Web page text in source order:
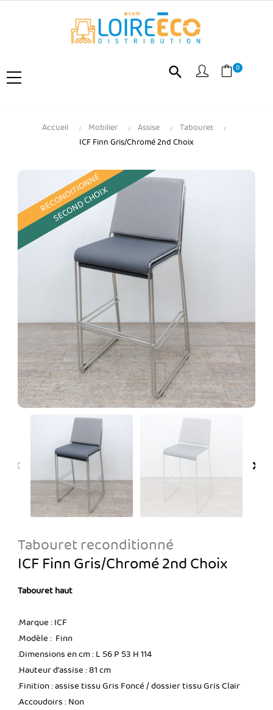
search 0
Accueil Mobilier Assise
Tabouret
ICF Finn Gris/Chromé 2nd Choix
RECONDITIONNÉ
SECOND CHOIX
Tabouret reconditionné
ICF Finn Gris/Chromé 2nd Choix
Tabouret haut
.Marque : ICF
.Modèle : Finn
.Dimensions en cm : L 56 P 53 H 114
.Hauteur d'assise : 81 cm
.Finition : assise tissu Gris Foncé / dossier tissu Gris Clair
.Accoudoirs : Non